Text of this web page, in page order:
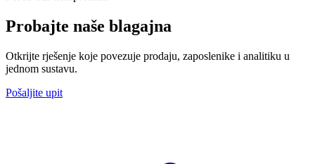
Probajte naše blagajna
Otkrijte rješenje koje povezuje prodaju, zaposlenike i analitiku u
jednom sustavu.
Pošaljite upit